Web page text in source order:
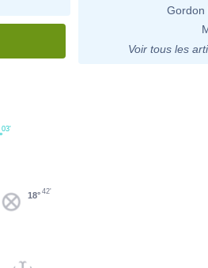
18° 42'
03'
Gordon
Voir tous les